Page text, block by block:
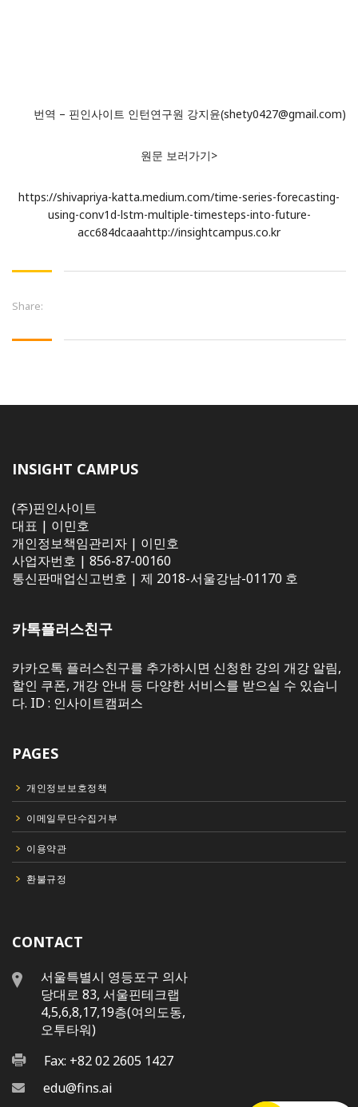
번역 – 핀인사이트 인턴연구원 강지윤(shety0427@gmail.com)
원문 보러가기>
https://shivapriya-katta.medium.com/time-series-forecasting-
using-conv1d-lstm-multiple-timesteps-into-future-
acc684dcaaahttp://insightcampus.co.kr
Share:
INSIGHT CAMPUS
(주)핀인사이트
대표 | 이민호
개인정보책임관리자 | 이민호
사업자번호 | 856-87-00160
통신판매업신고번호 | 제 2018-서울강남-01170 호
카톡플러스친구
카카오톡 플러스친구를 추가하시면 신청한 강의 개강 알림,
할인 쿠폰, 개강 안내 등 다양한 서비스를 받으실 수 있습니
다. ID : 인사이트캠퍼스
PAGES
개인정보보호정책
이메일무단수집거부
이용약관
환불규정
CONTACT
서울특별시 영등포구 의사
당대로 83, 서울핀테크랩
4,5,6,8,17,19층(여의도동,
오투타워)
Fax: +82 02 2605 1427
edu@fins.ai